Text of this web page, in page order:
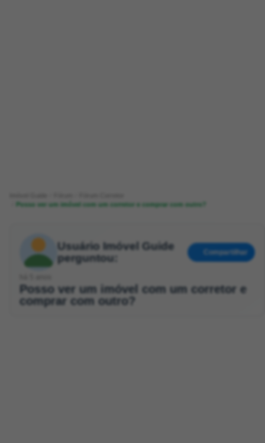
Posso ver um imóvel com um corretor e comprar com outro?
Usuário Imóvel Guide
perguntou:
Compartilhar
Posso ver um imóvel com um corretor e
comprar com outro?